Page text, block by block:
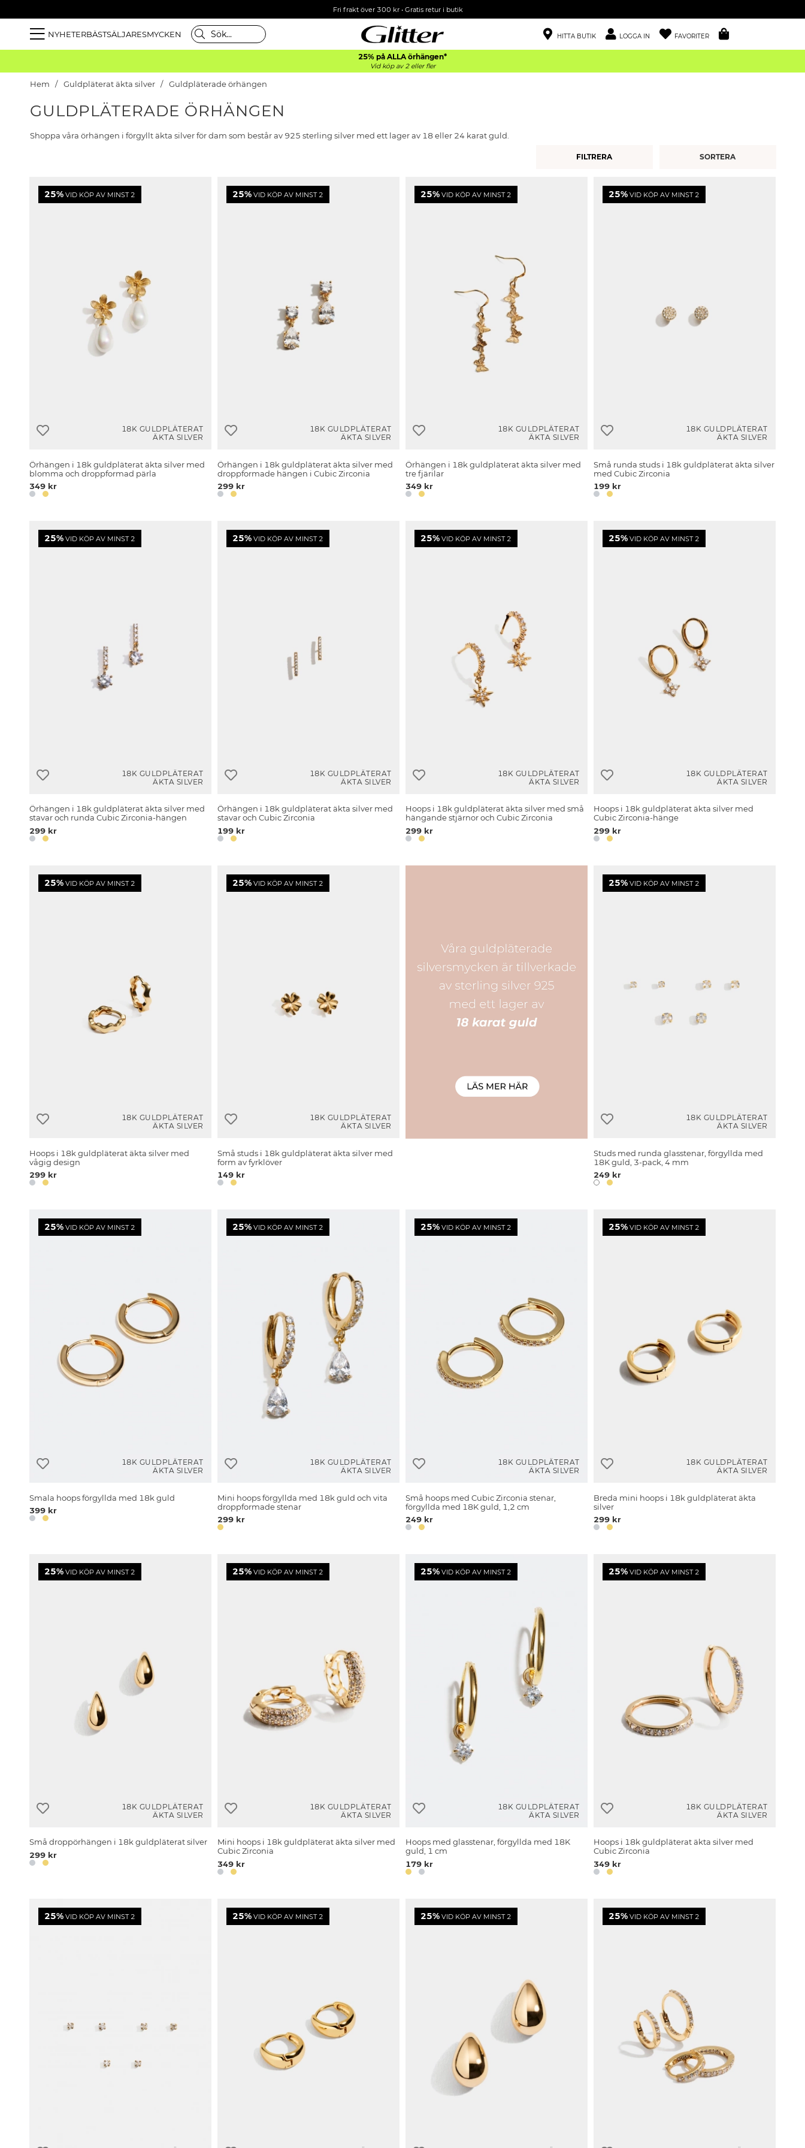
Fri frakt över 300 kr• Gratis retur i butik
NYHETERBÄSTSÄLJARESMYCKEN HITTA BUTIK LOGGA IN FAVORITER
25% på ALLA örhängen*
Vid köp av 2 eller fler
Hem Guldpläterat äkta silver Guldpläterade örhängen
GULDPLÄTERADE ÖRHÄNGEN
Shoppa våra örhängen i förgyllt äkta silver för dam som består av 925 sterling silver med ett lager av 18 eller 24 karat guld.
FILTRERA
25% VID KÖP AV MINST 2
18K GULDPLÄTERAT
ÄKTA SILVER
Örhängen i 18k guldpläterat äkta silver med
blomma och droppformad pärla
349 kr
25% VID KÖP AV MINST 2
18K GULDPLÄTERAT
ÄKTA SILVER
Örhängen i 18k guldpläterat äkta silver med
droppformade hängen i Cubic Zirconia
299 kr
25% VID KÖP AV MINST 2
18K GULDPLÄTERAT
ÄKTA SILVER
Örhängen i 18k guldpläterat äkta silver med
tre fjärilar
349 kr
25% VID KÖP AV MINST 2
18K GULDPLÄTERAT
ÄKTA SILVER
Små runda studs i 18k guldpläterat äkta silver
med Cubic Zirconia
199 kr
25% VID KÖP AV MINST 2
18K GULDPLÄTERAT
ÄKTA SILVER
Örhängen i 18k guldpläterat äkta silver med
stavar och runda Cubic Zirconia-hängen
299 kr
25% VID KÖP AV MINST 2
18K GULDPLÄTERAT
ÄKTA SILVER
Örhängen i 18k guldpläterat äkta silver med
stavar och Cubic Zirconia
199 kr
25% VID KÖP AV MINST 2
18K GULDPLÄTERAT
ÄKTA SILVER
Hoops i 18k guldpläterat äkta silver med små
hängande stjärnor och Cubic Zirconia
299 kr
25% VID KÖP AV MINST 2
18K GULDPLÄTERAT
ÄKTA SILVER
Hoops i 18k guldpläterat äkta silver med
Cubic Zirconia-hänge
299 kr
25% VID KÖP AV MINST 2
18K GULDPLÄTERAT
ÄKTA SILVER
Hoops i 18k guldpläterat äkta silver med
vågig design
299 kr
25% VID KÖP AV MINST 2
18K GULDPLÄTERAT
ÄKTA SILVER
Små studs i 18k guldpläterat äkta silver med
form av fyrklöver
149 kr
25% VID KÖP AV MINST 2
18K GULDPLÄTERAT
ÄKTA SILVER
Studs med runda glasstenar, förgyllda med
18K guld, 3-pack, 4 mm
249 kr
25% VID KÖP AV MINST 2
18K GULDPLÄTERAT
ÄKTA SILVER
Smala hoops förgyllda med 18k guld
399 kr
25% VID KÖP AV MINST 2
18K GULDPLÄTERAT
ÄKTA SILVER
Mini hoops förgyllda med 18k guld och vita
droppformade stenar
299 kr
25% VID KÖP AV MINST 2
18K GULDPLÄTERAT
ÄKTA SILVER
Små hoops med Cubic Zirconia stenar,
förgyllda med 18K guld, 1,2 cm
249 kr
25% VID KÖP AV MINST 2
18K GULDPLÄTERAT
ÄKTA SILVER
Breda mini hoops i 18k guldpläterat äkta
silver
299 kr
25% VID KÖP AV MINST 2
18K GULDPLÄTERAT
ÄKTA SILVER
Små droppörhängen i 18k guldpläterat silver
299 kr
25% VID KÖP AV MINST 2
18K GULDPLÄTERAT
ÄKTA SILVER
Mini hoops i 18k guldpläterat äkta silver med
Cubic Zirconia
349 kr
25% VID KÖP AV MINST 2
18K GULDPLÄTERAT
ÄKTA SILVER
Hoops med glasstenar, förgyllda med 18K
guld, 1 cm
179 kr
25% VID KÖP AV MINST 2
18K GULDPLÄTERAT
ÄKTA SILVER
Hoops i 18k guldpläterat äkta silver med
Cubic Zirconia
349 kr
25% VID KÖP AV MINST 2 25% VID KÖP AV MINST 2 25% VID KÖP AV MINST 2 25% VID KÖP AV MINST 2